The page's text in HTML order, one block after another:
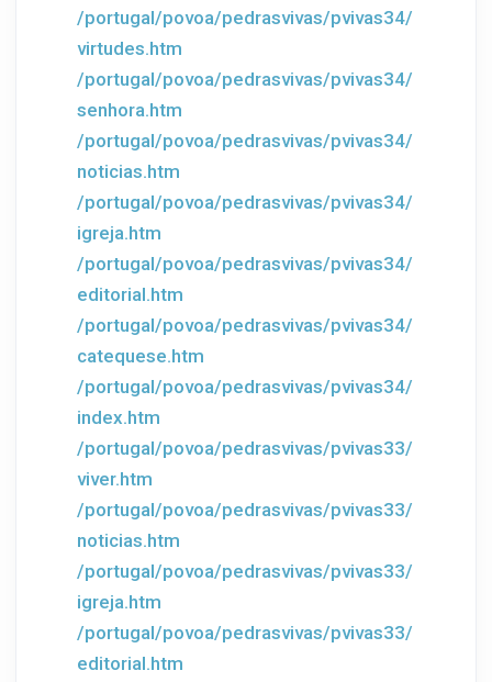
/portugal/povoa/pedrasvivas/pvivas34/
virtudes.htm
/portugal/povoa/pedrasvivas/pvivas34/
senhora.htm
/portugal/povoa/pedrasvivas/pvivas34/
noticias.htm
/portugal/povoa/pedrasvivas/pvivas34/
igreja.htm
/portugal/povoa/pedrasvivas/pvivas34/
editorial.htm
/portugal/povoa/pedrasvivas/pvivas34/
catequese.htm
/portugal/povoa/pedrasvivas/pvivas34/
index.htm
/portugal/povoa/pedrasvivas/pvivas33/
viver.htm
/portugal/povoa/pedrasvivas/pvivas33/
noticias.htm
/portugal/povoa/pedrasvivas/pvivas33/
igreja.htm
/portugal/povoa/pedrasvivas/pvivas33/
editorial.htm